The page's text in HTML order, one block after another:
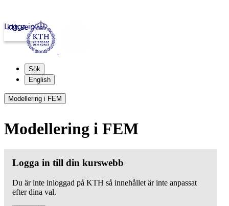
kth.se
Logga in
Sök
English
Modellering i FEM
Modellering i FEM
Logga in till din kurswebb
Du är inte inloggad på KTH så innehållet är inte anpassat
efter dina val.